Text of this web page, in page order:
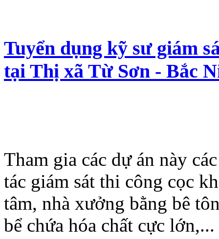
Tuyển dụng kỹ sư giám
tại Thị xã Từ Sơn - Bắc
Tham gia các dự án này
tác giám sát thi công cọc
tâm, nhà xưởng bằng bê
bể chứa hóa chất cực